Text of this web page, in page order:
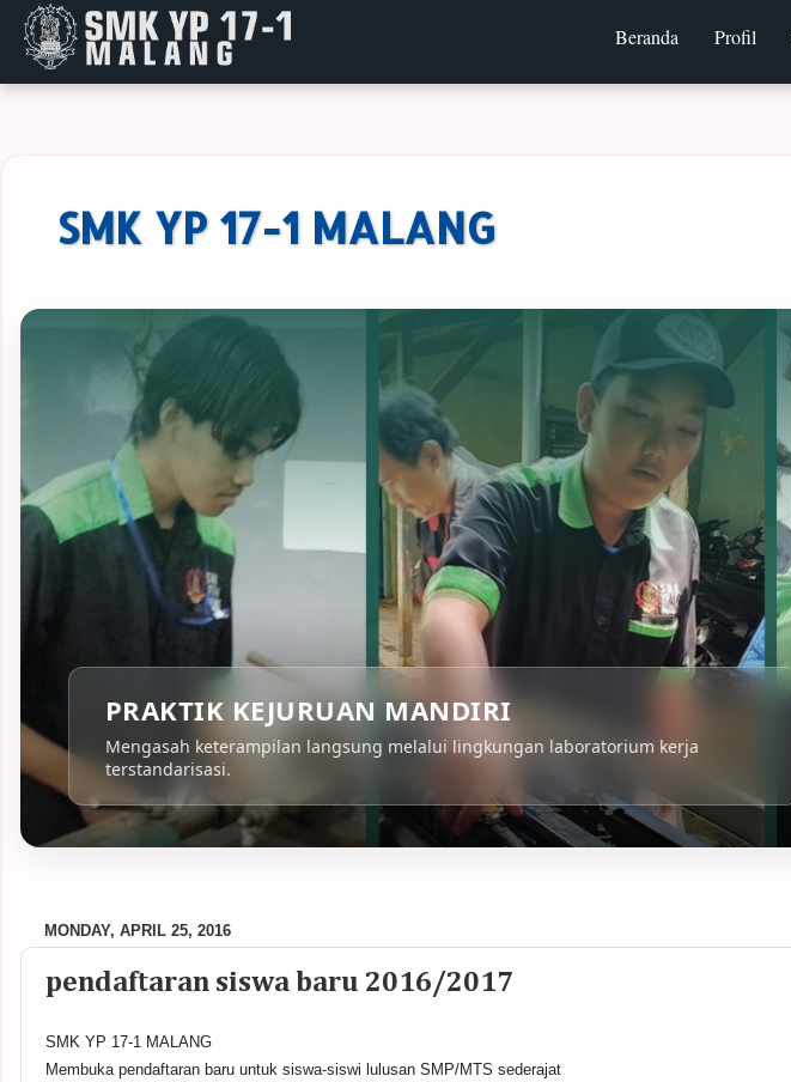
Beranda Profil
SMK YP 17-1 MALANG
PRAKTIK KEJURUAN MANDIRI
Mengasah keterampilan langsung melalui lingkungan laboratorium kerja
terstandarisasi.
MONDAY, APRIL 25, 2016
pendaftaran siswa baru 2016/2017
SMK YP 17-1 MALANG
Membuka pendaftaran baru untuk siswa-siswi lulusan SMP/MTS sederajat